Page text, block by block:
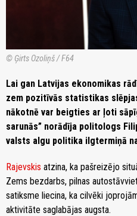
© Ģirts Ozoliņš / F64
Lai gan Latvijas ekonomikas
zem pozitīvās statistikas
nākotnē var beigties ar ļoti
sarunās” norādīja politologs
valsts algu politika ilgtermiņā
Rajevskis atzina, ka pašreizējo
Zems bezdarbs, pilnas
satiksme liecina, ka cilvēki
aktivitāte saglabājas augsta.